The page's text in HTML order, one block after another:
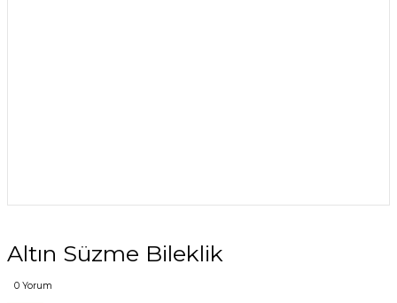
Altın Süzme Bileklik
0 Yorum